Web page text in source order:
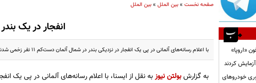
صفحه نخست»بین الملل»بین الملل
انفجار در یک
با اعلام رسانه‌های آلمانی در پی یک انفجار در نزدیکی بندر در شمال آلمان دست‌کم ۱۱ نفر زخمی شدند.
به گزارشبولتن نیوزبه نقل از ایسنا، با اعلام رسانه‌های آلمانی در پی یک انفجار در
«اروپا»
آزمایش کردند
خودروهای